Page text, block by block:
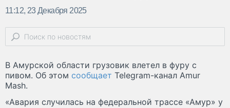
11:12, 23 Декабря 2025
В Амурской области грузовик влетел в фуру с
пивом. Об этом сообщает Telegram-канал Amur
Mash.
«Авария случилась на федеральной трассе «Амур» у